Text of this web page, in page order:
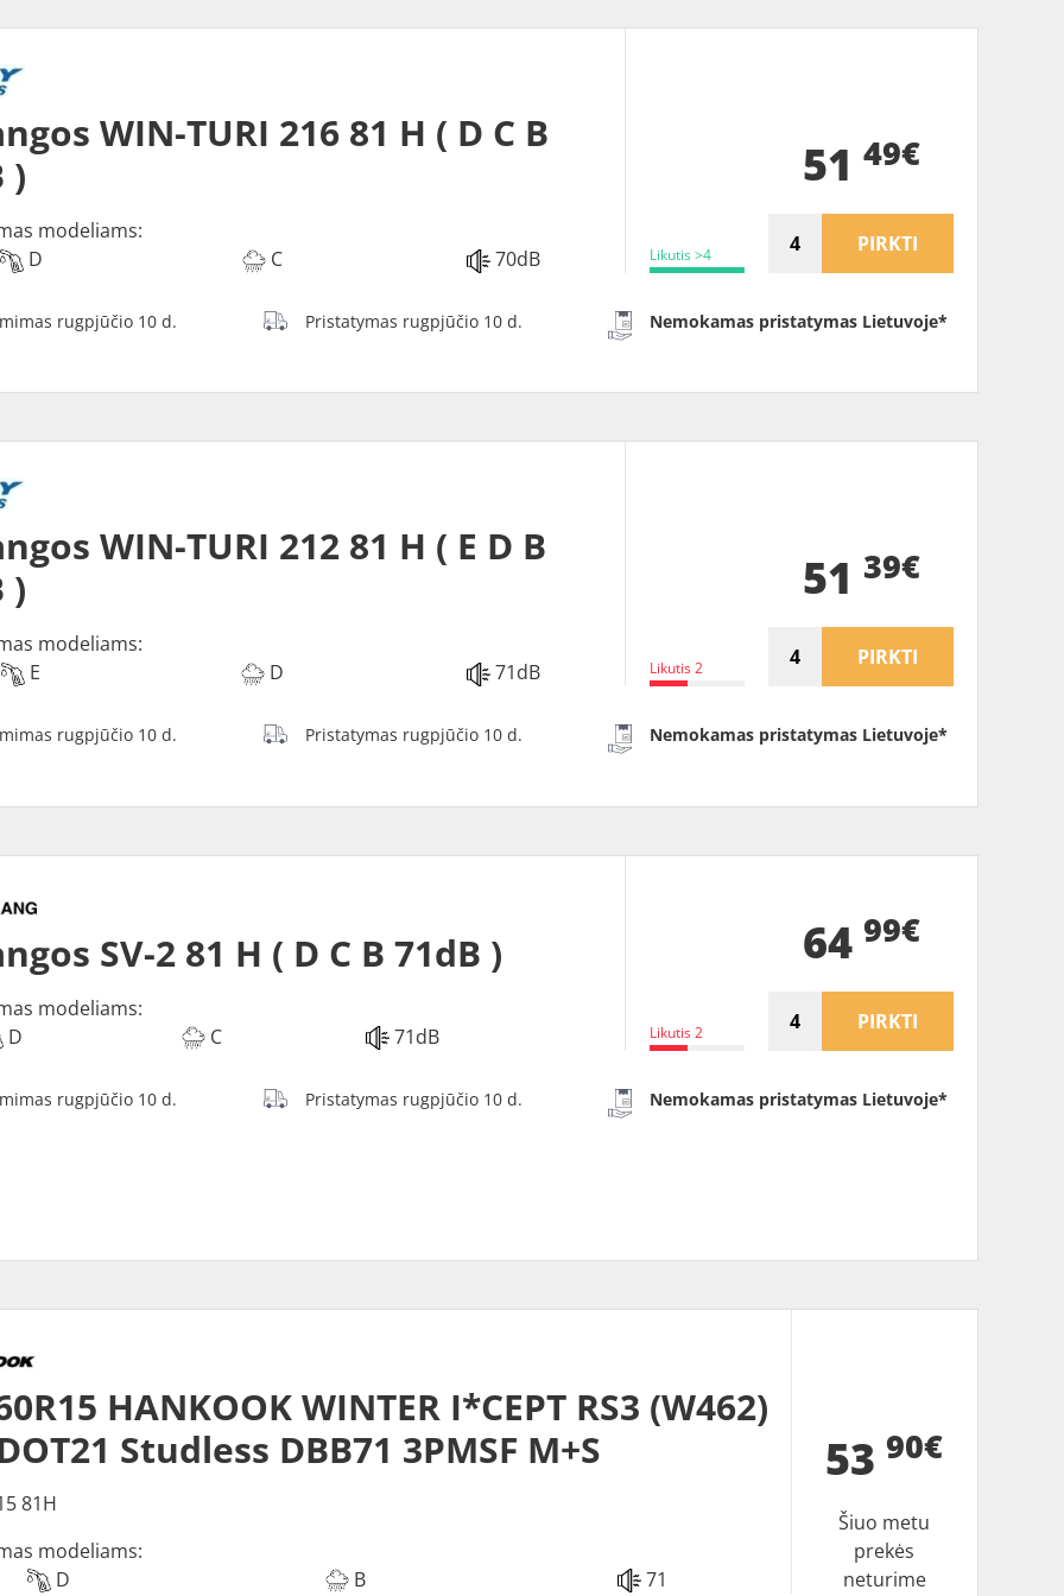
WIN-TURI 216 81 H ( D C B
)
modeliams:
D
C 70dB Likutis >4
51 49€
PIRKTI
rugpjūčio 10 d. Pristatymas rugpjūčio 10 d. Nemokamas pristatymas Lietuvoje*
WIN-TURI 212 81 H ( E D B
)
modeliams:
E
D 71dB Likutis 2
51 39€
PIRKTI
rugpjūčio 10 d. Pristatymas rugpjūčio 10 d. Nemokamas pristatymas Lietuvoje*
SV-2 81 H ( D C B 71dB )
modeliams:
D
C 71dB Likutis 2
64 99€
PIRKTI
rugpjūčio 10 d. Pristatymas rugpjūčio 10 d. Nemokamas pristatymas Lietuvoje*
HANKOOK WINTER I*CEPT RS3 (W462)
Studless DBB71 3PMSF M+S
81H
modeliams:
D
B 71
5390€
Šiuo metu
prekės
neturime